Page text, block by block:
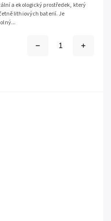
a ekologický prostředek, který
lithiových baterií. Je